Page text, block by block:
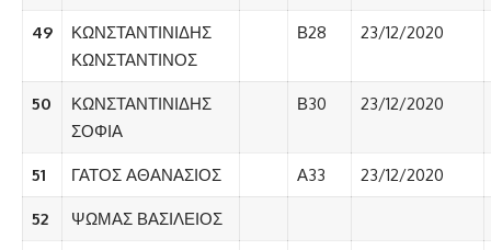
49
ΚΩΝΣΤΑΝΤΙΝΙΔΗΣ
ΚΩΝΣΤΑΝΤΙΝΟΣ
Β28 23/12/2020
50
ΚΩΝΣΤΑΝΤΙΝΙΔΗΣ
ΣΟΦΙΑ
Β30 23/12/2020
51 ΓΑΤΟΣ ΑΘΑΝΑΣΙΟΣ Α33 23/12/2020
52 ΨΩΜΑΣ ΒΑΣΙΛΕΙΟΣ